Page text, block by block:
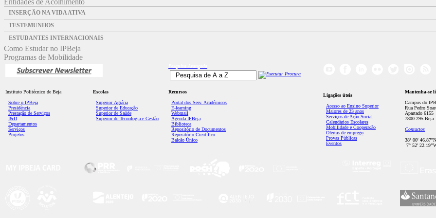
INSERÇÃO NA VIDA ATIVA
TESTEMUNHOS
ESTUDANTES INTERNACIONAIS
Como Estudar no IPBeja
Programas de Mobilidade
Instituto Politécnico de Beja
Sobre o IPBeja
Presidência
Prestação de Serviços
I&D
Departamentos
Serviços
Projetos
Escolas
Superior Agrária
Superior de Educação
Superior de Saúde
Superior de Tecnologia e Gestão
Recursos
Portal dos Serv. Académicos
E-learning
Webmail
Agenda IPBeja
Biblioteca
Repositório de Documentos
Repositório Científico
Balcão Único
Ligações úteis
Acesso ao Ensino Superior
Maiores de 23 anos
Serviços de Ação Social
Calendários Escolares
Mobilidade e Cooperação
Ofertas de emprego
Provas Públicas
Eventos
Mantenha-se
Campus do
Rua Pedro
Apartado 6155
7800-295 Beja
Contactos
38º 00' 46.87''N
7° 52'